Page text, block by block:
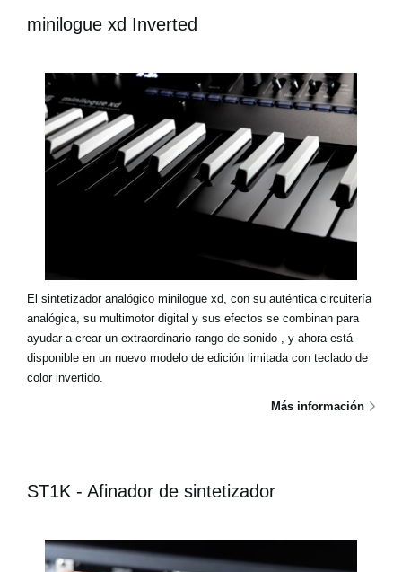
minilogue xd Inverted
El sintetizador analógico minilogue xd, con su auténtica circuitería
analógica, su multimotor digital y sus efectos se combinan para
ayudar a crear un extraordinario rango de sonido , y ahora está
disponible en un nuevo modelo de edición limitada con teclado de
color invertido.
Más información
ST1K - Afinador de sintetizador